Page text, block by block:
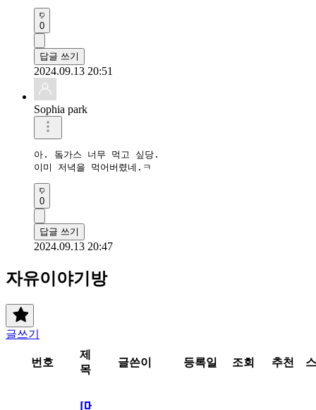
0
답글 쓰기
2024.09.13 20:51
Sophia park
아. 돜가스 너무 먹고 싶당.
이미 저녁을 먹어버렸네.ㅋ
0
답글 쓰기
2024.09.13 20:47
자유이야기방
글쓰기
번호
제
목
글쓴이 등록일 조회 추천
[메